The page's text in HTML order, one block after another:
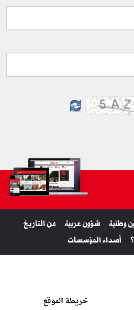
وطنية شؤون عربية
من التاريخ
أصداء المؤسسات
خريطة الموقع